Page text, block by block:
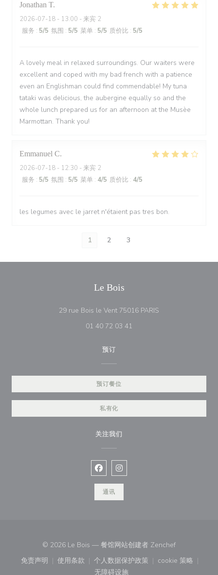
Jonathan T
2026-07-18 - 13:00 - 来宾 2
服务 : 5/5 氛围 : 5/5 菜单 : 5/5 质价比 : 5/5
A lovely meal in relaxed surroundings. Our waiters were
excellent and coped with my bad french with a patience
even an Englishman could find commendable! My tuna
tataki was delicious, the aubergine equally so and the
whole lunch prepared us for an afternoon at the Musèe
Marmottan. Thank you!
Emmanuel C
2026-07-18 - 12:30 - 来宾 2
服务 : 5/5 氛围 : 5/5 菜单 : 4/5 质价比 : 4/5
les legumes avec le jarret n'étaient pas tres bon.
1 2 3
Le Bois
29 rue Bois le Vent 75016 PARIS
01 40 72 03 41
预订
预订餐位
私有化
关注我们
Facebook ((在新窗口中打开))
Instagram ((在新窗口中打开))
通讯
© 2026 Le Bois — 餐馆网站创建者 Zenchef((在新窗口中
免责声明
((在新窗口中打开))
使用条款
((在新窗口中打开))
个人数据保护政策
((在新窗口中打开))
cookie 策略
((在新窗口
无障碍设施